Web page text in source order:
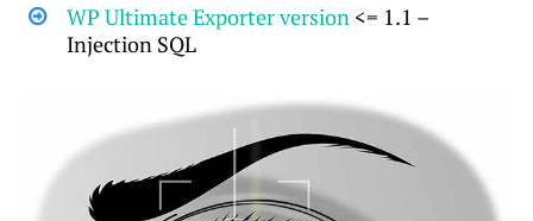
WP Ultimate Exporter version <= 1.1 –
Injection SQL